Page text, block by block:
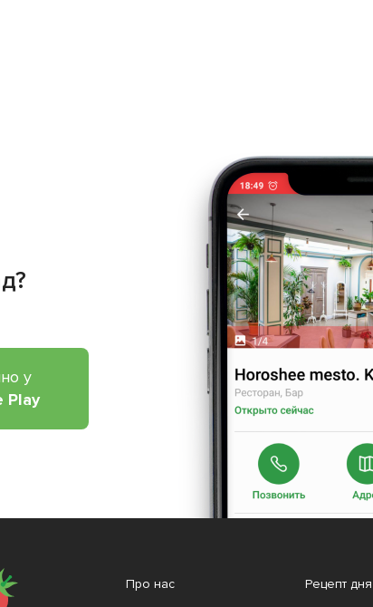
у
Play
Про нас Рецепт дня